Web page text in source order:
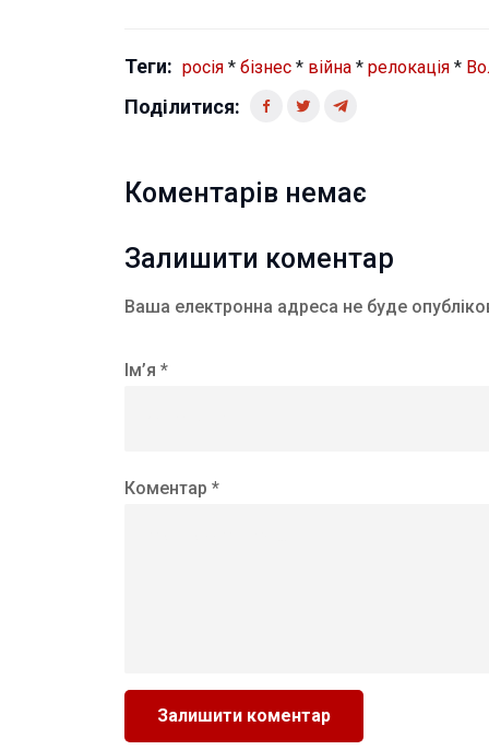
Теги: росія * бізнес * війна * релокація *
Поділитися:
Коментарів немає
Залишити коментар
Ваша електронна адреса не буде
Ім’я *
Коментар *